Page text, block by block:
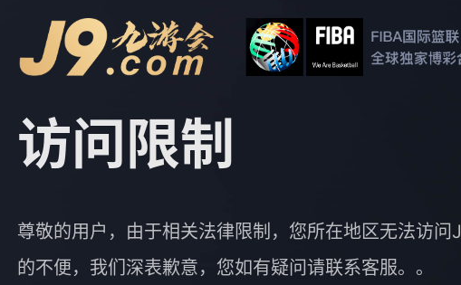
访问限制
尊敬的用户，由于相关法律限制，您所在地区无法访问
的不便，我们深表歉意，您如有疑问请联系客服。。